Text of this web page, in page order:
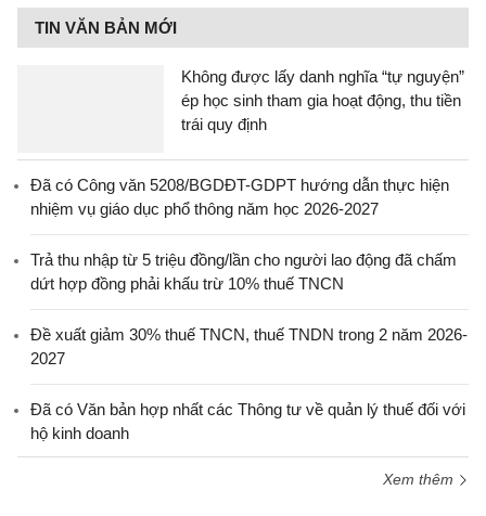
TIN VĂN BẢN MỚI
Không được lấy danh nghĩa “tự nguyện”
ép học sinh tham gia hoạt động, thu tiền
trái quy định
Đã có Công văn 5208/BGDĐT-GDPT hướng dẫn thực hiện
nhiệm vụ giáo dục phổ thông năm học 2026-2027
Trả thu nhập từ 5 triệu đồng/lần cho người lao động đã chấm
dứt hợp đồng phải khấu trừ 10% thuế TNCN
Đề xuất giảm 30% thuế TNCN, thuế TNDN trong 2 năm 2026-
2027
Đã có Văn bản hợp nhất các Thông tư về quản lý thuế đối với
hộ kinh doanh
Xem thêm